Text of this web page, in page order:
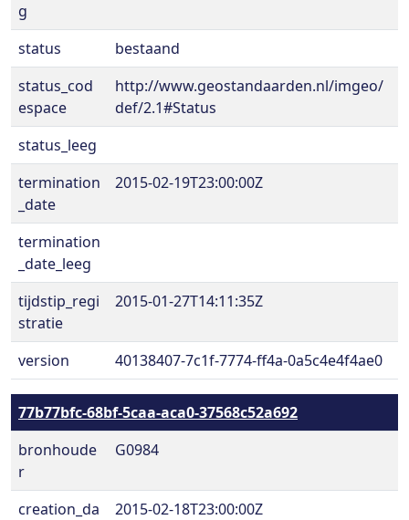
g
status
bestaand
status_cod
espace
http://www.geostandaarden.nl/imgeo/
def/2.1#Status
status_leeg
termination
_date
2015-02-19T23:00:00Z
termination
_date_leeg
tijdstip_regi
stratie
2015-01-27T14:11:35Z
version 40138407-7c1f-7774-ff4a-0a5c4e4f4ae0
77b77bfc-68bf-5caa-aca0-37568c52a692
bronhoude
r
G0984
creation_da
2015-02-18T23:00:00Z